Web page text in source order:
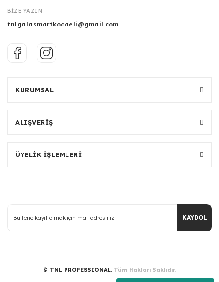
BİZE YAZIN
tnlgalasmartkocaeli@gmail.com
KURUMSAL
ALIŞVERİŞ
ÜYELİK İŞLEMLERİ
KAYDOL
© TNL PROFESSIONAL. Tüm Hakları Saklıdır.